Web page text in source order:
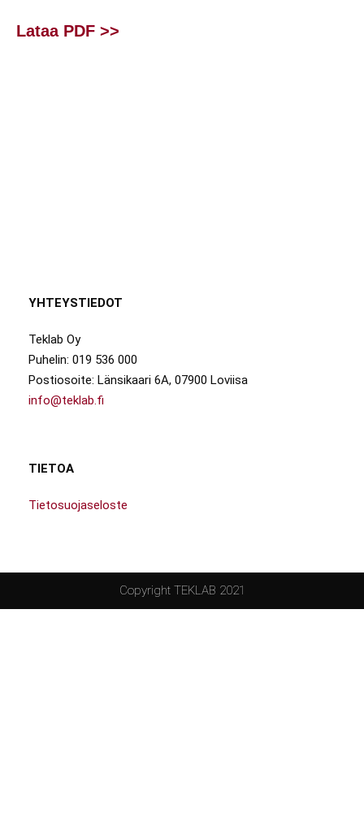
Lataa PDF >>
YHTEYSTIEDOT
Teklab Oy
Puhelin: 019 536 000
Postiosoite: Länsikaari 6A, 07900 Loviisa
info@teklab.fi
TIETOA
Tietosuojaseloste
Copyright TEKLAB 2021